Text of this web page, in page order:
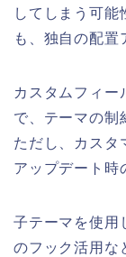
してしまう可能
も、独自の配置
カスタムフィー
で、テーマの制
ただし、カスタ
アップデート時
子テーマを使用
のフック活用な